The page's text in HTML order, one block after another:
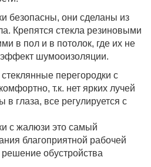
безопасны, они сделаны из
Крепятся стекла резиновыми
в пол и в потолок, где их не
эффект шумооизоляции.
перегородки с
т.к. нет ярких лучей
глаза, все регулируется с
с жалюзи это самый
благоприятной рабочей
решение обустройства